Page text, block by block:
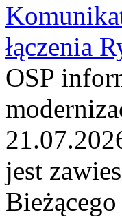
łączenia
OSP
jest